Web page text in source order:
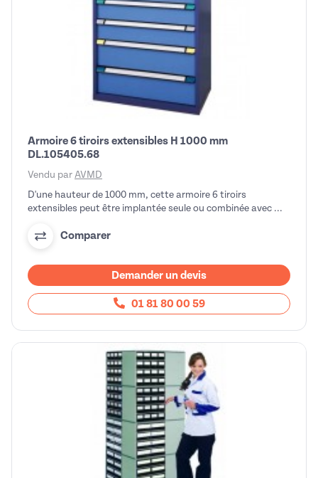
Armoire 6 tiroirs extensibles H 1000 mm
DL.105405.68
Vendu par AVMD
D'une hauteur de 1000 mm, cette armoire 6 tiroirs
extensibles peut être implantée seule ou combinée avec ...
Comparer
Demander un devis
01 81 80 00 59